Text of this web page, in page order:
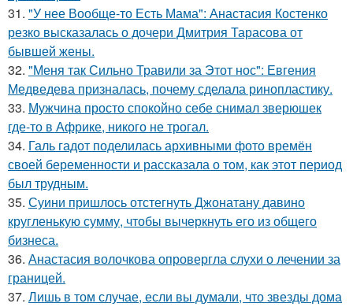
31. "У нее Вообще-то Есть Мама": Анастасия Костенко
резко высказалась о дочери Дмитрия Тарасова от
бывшей жены.
32. "Меня так Сильно Травили за Этот нос": Евгения
Медведева призналась, почему сделала ринопластику.
33. Мужчина просто спокойно себе снимал зверюшек
где-то в Африке, никого не трогал.
34. Галь гадот поделилась архивными фото времён
своей беременности и рассказала о том, как этот период
был трудным.
35. Суини пришлось отстегнуть Джонатану давино
кругленькую сумму, чтобы вычеркнуть его из общего
бизнеса.
36. Анастасия волочкова опровергла слухи о лечении за
границей.
37. Лишь в том случае, если вы думали, что звезды дома